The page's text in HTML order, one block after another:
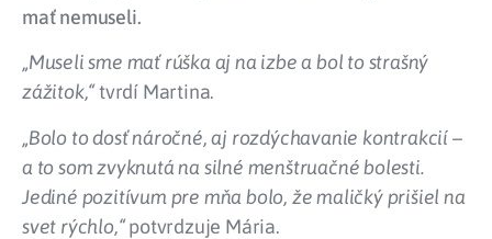
mať nemuseli.
„Museli sme mať rúška aj na izbe a bol to strašný
zážitok,“tvrdí Martina.
„Bolo to dosť náročné, aj rozdýchavanie kontrakcií –
a to som zvyknutá na silné menštruačné bolesti.
Jediné pozitívum pre mňa bolo, že maličký prišiel na
svet rýchlo,“potvrdzuje Mária.